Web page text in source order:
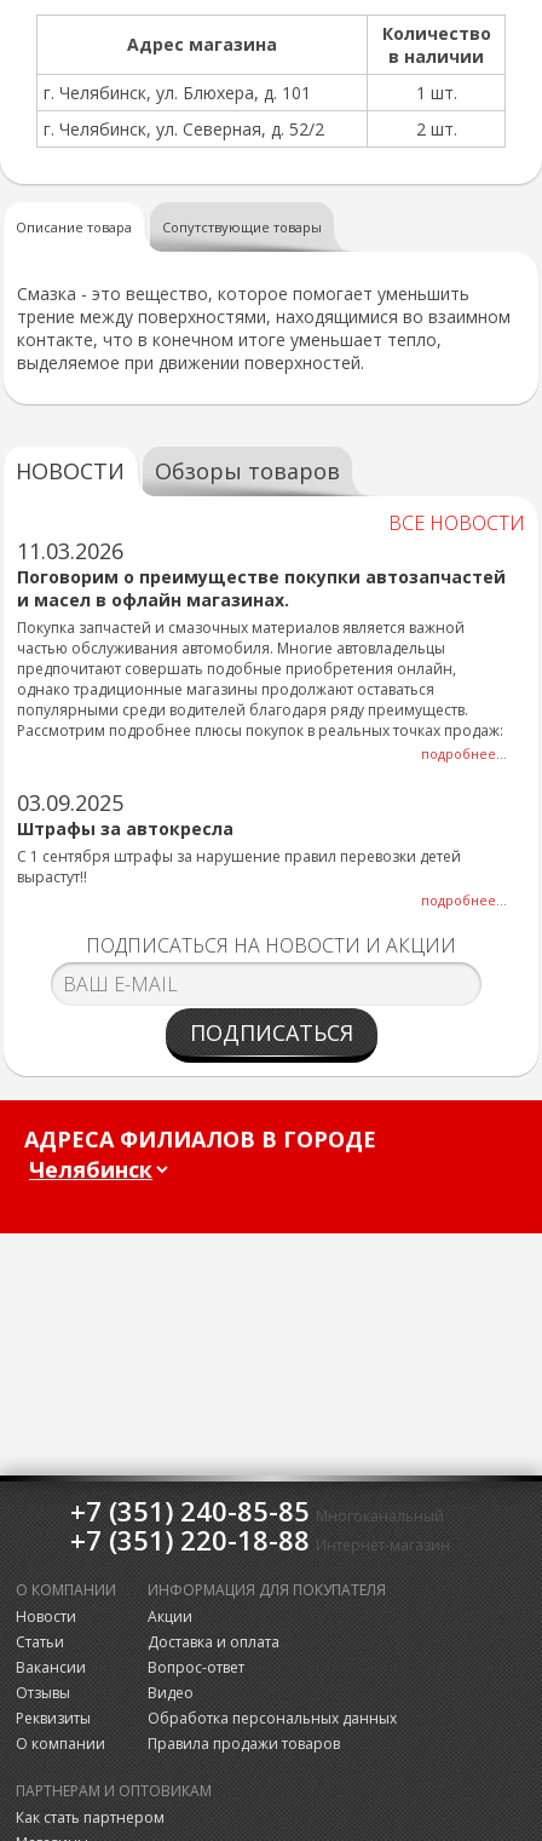
Адрес магазина
Количество
в наличии
г. Челябинск, ул. Блюхера, д. 101
1 шт.
г. Челябинск, ул. Северная, д. 52/2
2 шт.
Описание товара Сопутствующие товары
Смазка - это вещество, которое помогает уменьшить
трение между поверхностями, находящимися во взаимном
контакте, что в конечном итоге уменьшает тепло,
выделяемое при движении поверхностей.
НОВОСТИ Обзоры товаров
ВСЕ НОВОСТИ
11.03.2026
Поговорим о преимуществе покупки автозапчастей
и масел в офлайн магазинах.
Покупка запчастей и смазочных материалов является важной
частью обслуживания автомобиля. Многие автовладельцы
предпочитают совершать подобные приобретения онлайн,
однако традиционные магазины продолжают оставаться
популярными среди водителей благодаря ряду преимуществ.
Рассмотрим подробнее плюсы покупок в реальных точках продаж:
подробнее...
03.09.2025
Штрафы за автокресла
С 1 сентября штрафы за нарушение правил перевозки детей
вырастут!!
подробнее...
ПОДПИСАТЬСЯ НА НОВОСТИ И АКЦИИ
ПОДПИСАТЬСЯ
АДРЕСА ФИЛИАЛОВ В ГОРОДЕ
+7 (351) 240-85-85 Многоканальный
+7 (351) 220-18-88 Интернет-магазин
О КОМПАНИИ
Новости
Статьи
Вакансии
Отзывы
Реквизиты
О компании
ИНФОРМАЦИЯ ДЛЯ ПОКУПАТЕЛЯ
Акции
Доставка и оплата
Вопрос-ответ
Видео
Обработка персональных данных
Правила продажи товаров
ПАРТНЕРАМ И ОПТОВИКАМ
Как стать партнером